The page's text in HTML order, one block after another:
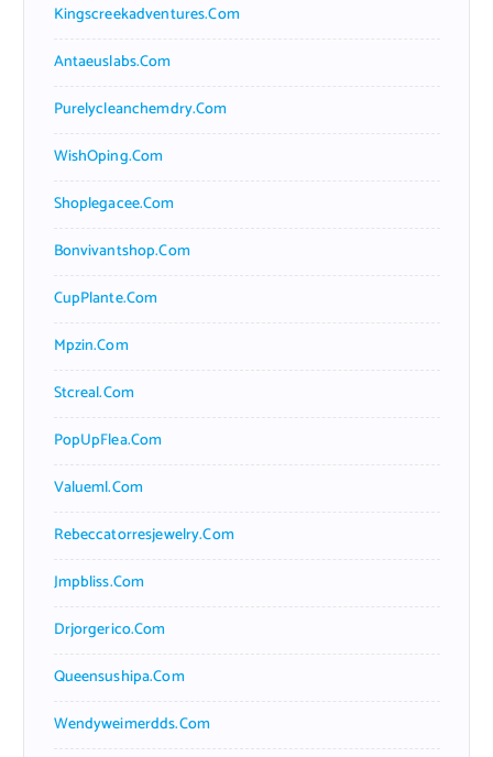
Kingscreekadventures.com
Antaeuslabs.com
Purelycleanchemdry.com
WishOping.com
Shoplegacee.com
Bonvivantshop.com
CupPlante.com
Mpzin.com
Stcreal.com
PopUpFlea.com
Valueml.com
Rebeccatorresjewelry.com
Jmpbliss.com
Drjorgerico.com
Queensushipa.com
Wendyweimerdds.com